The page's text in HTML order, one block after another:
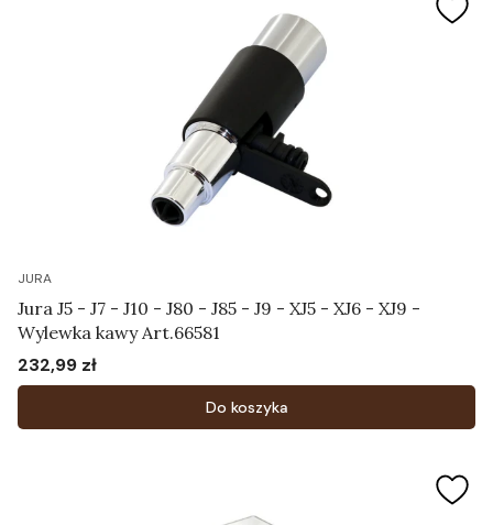
JURA
Jura J5 - J7 - J10 - J80 - J85 - J9 - XJ5 - XJ6 - XJ9 -
Wylewka kawy Art.66581
Cena
232,99 zł
Do koszyka